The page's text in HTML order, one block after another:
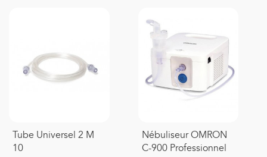
Tube Universel 2 M
10
Nébuliseur OMRON
C-900 Professionnel